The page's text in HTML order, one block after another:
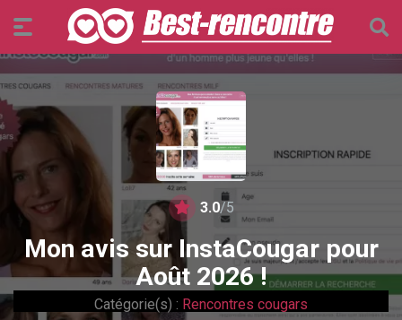
3.0/5
Mon avis sur InstaCougar pour
Août 2026 !
Catégorie(s) : Rencontres cougars